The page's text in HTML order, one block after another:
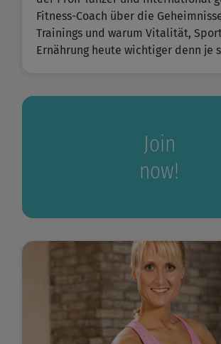
Fitness-Coach über die
Trainings und warum Vitalität,
Ernährung heute wichtiger denn je
Join
now!